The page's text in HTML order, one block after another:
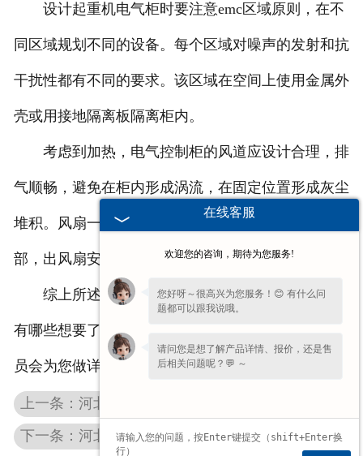
设计起重机电气柜时要注意emc区域原则，在不
同区域规划不同的设备。每个区域对噪声的发射和抗
干扰性都有不同的要求。该区域在空间上使用金属外
壳或用接地隔离板隔离柜内。
考虑到加热，电气控制柜的风道应设计合理，排
气顺畅，避免在柜内形成涡流，在固定位置形成灰尘
堆积。风扇一般安装在出风口附近，进风扇安装在下
部，出风扇安装在柜上部。
综上所述是起重机电气柜的相关介绍，如果您还
有哪些想要了解的，欢迎留言或致电，我们的工作人
员会为您做详细的介绍。
下一条：河北起重机电阻器的质量应该怎么提高？
在线客服
欢迎您的咨询，期待为您服务!
您好呀～很高兴为您服务！😊 有什么问
题都可以跟我说哦。
请问您是想了解产品详情、报价，还是售
后相关问题呢？💬 ～